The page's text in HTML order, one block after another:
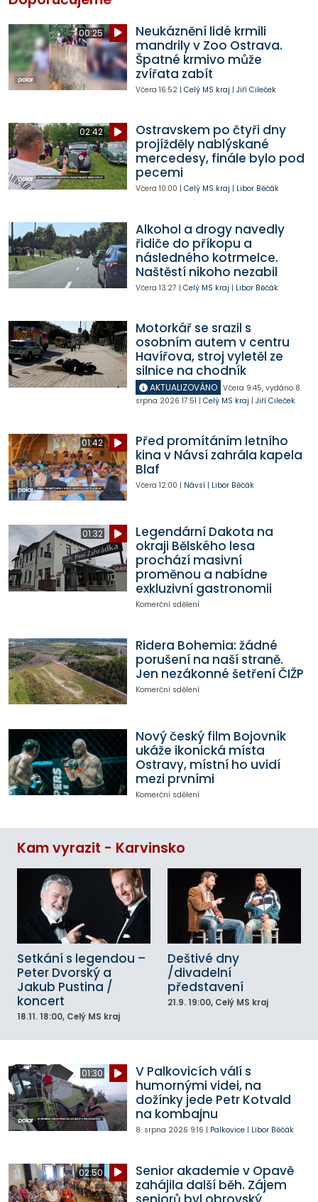
00:25
Neukáznění lidé krmili
mandrily v Zoo Ostrava.
Špatné krmivo může
zvířata zabít
Včera 16:52| Celý MS kraj | Jiří Cileček
02:42
Ostravskem po čtyři dny
projížděly nablýskané
mercedesy, finále bylo pod
pecemi
Včera 10:00 | Celý MS kraj | Libor Běčák
Alkohol a drogy navedly
řidiče do příkopu a
následného kotrmelce.
Naštěstí nikoho nezabil
Včera 13:27 | Celý MS kraj | Libor Běčák
Motorkář se srazil s
osobním autem v centru
Havířova, stroj vyletěl ze
silnice na chodník
AKTUALIZOVÁNO Včera 9:45, vydáno 8.
srpna 2026 17:51 | Celý MS kraj | Jiří Cileček
01:42
Před promítáním letního
kina v Návsí zahrála kapela
Blaf
Včera 12:00 | Návsí| Libor Běčák
01:32
Legendární Dakota na
okraji Bělského lesa
prochází masivní
proměnou a nabídne
exkluzivní gastronomii
Komerční sdělení
Ridera Bohemia: žádné
porušení na naší straně.
Jen nezákonné šetření ČIŽP
Komerční sdělení
Nový český film Bojovník
ukáže ikonická místa
Ostravy, místní ho uvidí
mezi prvními
Komerční sdělení
Kam vyrazit - Karvinsko
Setkání s legendou –
Peter Dvorský a
Jakub Pustina /
koncert
18.11. 18:00, Celý MS kraj
Deštivé dny
/divadelní
představení
21.9. 19:00, Celý MS kraj
01:30
V Palkovicích válí s
humornými videi, na
dožínky jede Petr Kotvald
na kombajnu
8. srpna 2026 9:16 | Palkovice| Libor Běčák
02:50
Senior akademie v Opavě
zahájila další běh. Zájem